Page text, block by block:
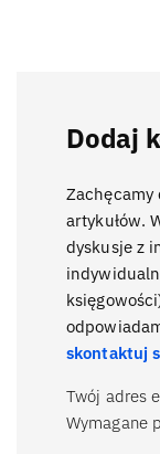
Dodaj
Zachęcamy
artykułów.
dyskusje z
skontaktuj
Twój adres
Wymagane